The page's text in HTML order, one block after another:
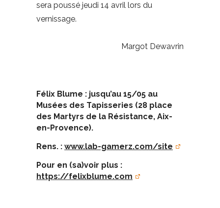
sera poussé jeudi 14 avril lors du
vernissage.
Margot Dewavrin
Félix Blume : jusqu’au 15/05 au
Musées des Tapisseries (28 place
des Martyrs de la Résistance, Aix-
en-Provence).
Rens. : www.lab-gamerz.com/site
Pour en (sa)voir plus :
https://felixblume.com